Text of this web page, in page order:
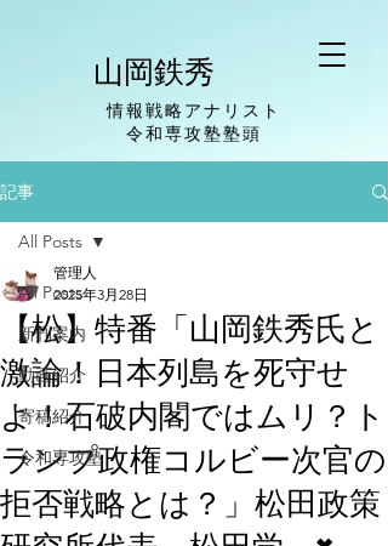
山岡鉄秀
情報戦略アナリスト
​令和専攻塾塾頭
記事
All Posts
新刊案内
動画紹介
寄稿紹介
令和専攻塾
All Posts
【松】特番「山岡鉄秀氏と
激論！日本列島を死守せ
よ！石破内閣ではムリ？ト
ランプ政権コルビー次官の
拒否戦略とは？」松田政策
管理人
2025年3月28日